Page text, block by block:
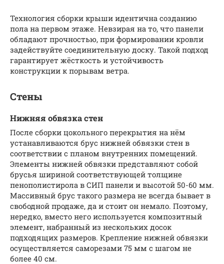
Технология сборки крыши идентична созданию
пола на первом этаже. Невзирая на то, что панели
обладают прочностью, при формировании кровли
задействуйте соединительную доску. Такой подход
гарантирует жёсткость и устойчивость
конструкции к порывам ветра.
Стены
Нижняя обвязка стен
После сборки цокольного перекрытия на нём
устанавливаются брус нижней обвязки стен в
соответствии с планом внутренних помещений.
Элементы нижней обвязки представляют собой
брусья шириной соответствующей толщине
пенополистирола в СИП панели и высотой 50-60 мм.
Массивный брус такого размера не всегда бывает в
свободной продаже, да и стоит он немало. Поэтому,
нередко, вместо него используется композитный
элемент, набранный из нескольких досок
подходящих размеров. Крепление нижней обвязки
осуществляется саморезами 75 мм с шагом не
более 40 см.